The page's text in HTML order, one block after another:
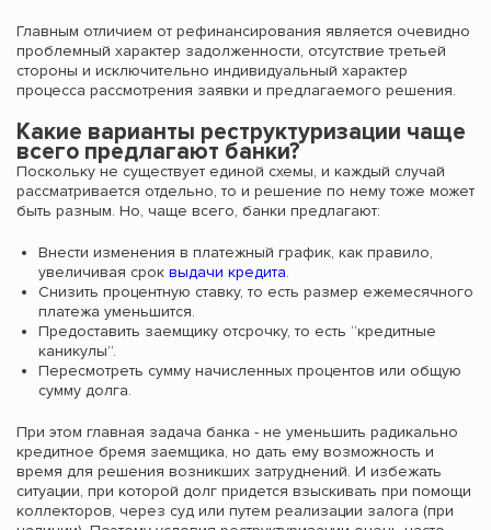
Главным отличием от рефинансирования является очевидно
проблемный характер задолженности, отсутствие третьей
стороны и исключительно индивидуальный характер
процесса рассмотрения заявки и предлагаемого решения.
Какие варианты реструктуризации чаще
всего предлагают банки?
Поскольку не существует единой схемы, и каждый случай
рассматривается отдельно, то и решение по нему тоже может
быть разным. Но, чаще всего, банки предлагают:
Внести изменения в платежный график, как правило,
увеличивая срок выдачи кредита.
Снизить процентную ставку, то есть размер ежемесячного
платежа уменьшится.
Предоставить заемщику отсрочку, то есть “кредитные
каникулы”.
Пересмотреть сумму начисленных процентов или общую
сумму долга.
При этом главная задача банка - не уменьшить радикально
кредитное бремя заемщика, но дать ему возможность и
время для решения возникших затруднений. И избежать
ситуации, при которой долг придется взыскивать при помощи
коллекторов, через суд или путем реализации залога (при